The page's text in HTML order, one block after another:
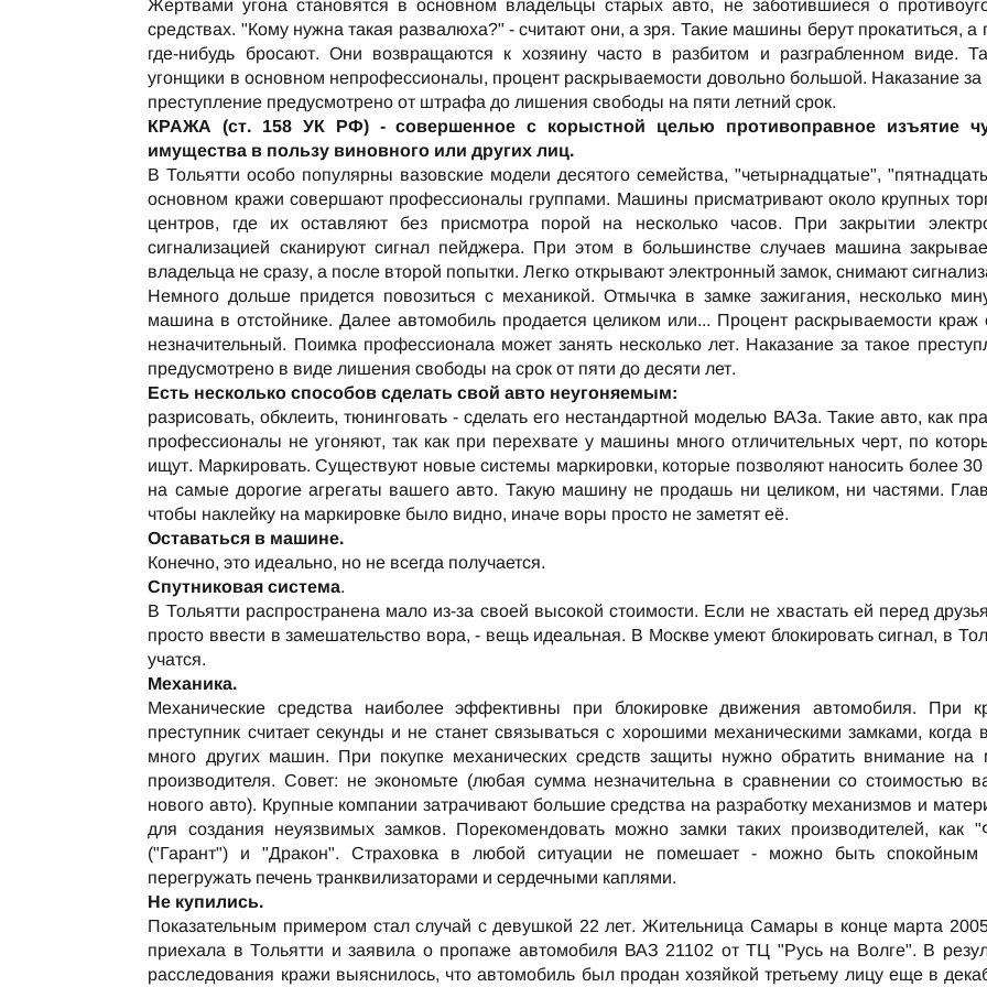
Жертвами угона становятся в основном владельцы старых авто, не заботившиеся о
средствах. "Кому нужна такая развалюха?" - считают они, а зря. Такие машины берут прокатиться, а
где-нибудь бросают. Они возвращаются к хозяину часто в разбитом и разграбленном виде.
угонщики в основном непрофессионалы, процент раскрываемости довольно большой. Наказание за
преступление предусмотрено от штрафа до лишения свободы на пяти летний срок.
КРАЖА (ст. 158 УК РФ) - совершенное с корыстной целью противоправное изъятие
имущества в пользу виновного или других лиц.
В Тольятти особо популярны вазовские модели десятого семейства, "четырнадцатые",
основном кражи совершают профессионалы группами. Машины присматривают около крупных
центров, где их оставляют без присмотра порой на несколько часов. При закрытии
сигнализацией сканируют сигнал пейджера. При этом в большинстве случаев машина
владельца не сразу, а после второй попытки. Легко открывают электронный замок, снимают
Немного дольше придется повозиться с механикой. Отмычка в замке зажигания, несколько
машина в отстойнике. Далее автомобиль продается целиком или... Процент раскрываемости краж
незначительный. Поимка профессионала может занять несколько лет. Наказание за такое
предусмотрено в виде лишения свободы на срок от пяти до десяти лет.
Есть несколько способов сделать свой авто неугоняемым:
разрисовать, обклеить, тюнинговать - сделать его нестандартной моделью ВАЗа. Такие авто, как
профессионалы не угоняют, так как при перехвате у машины много отличительных черт, по
ищут. Маркировать. Существуют новые системы маркировки, которые позволяют наносить более 30
на самые дорогие агрегаты вашего авто. Такую машину не продашь ни целиком, ни частями.
чтобы наклейку на маркировке было видно, иначе воры просто не заметят её.
Оставаться в машине.
Конечно, это идеально, но не всегда получается.
Спутниковая система.
В Тольятти распространена мало из-за своей высокой стоимости. Если не хвастать ей перед
просто ввести в замешательство вора, - вещь идеальная. В Москве умеют блокировать сигнал, в
учатся.
Механика.
Механические средства наиболее эффективны при блокировке движения автомобиля. При
преступник считает секунды и не станет связываться с хорошими механическими замками, когда
много других машин. При покупке механических средств защиты нужно обратить внимание на
производителя. Совет: не экономьте (любая сумма незначительна в сравнении со стоимостью
нового авто). Крупные компании затрачивают большие средства на разработку механизмов и
для создания неуязвимых замков. Порекомендовать можно замки таких производителей, как
("Гарант") и "Дракон". Страховка в любой ситуации не помешает - можно быть
перегружать печень транквилизаторами и сердечными каплями.
Не купились.
Показательным примером стал случай с девушкой 22 лет. Жительница Самары в конце марта
приехала в Тольятти и заявила о пропаже автомобиля ВАЗ 21102 от ТЦ "Русь на Волге". В
расследования кражи выяснилось, что автомобиль был продан хозяйкой третьему лицу еще в